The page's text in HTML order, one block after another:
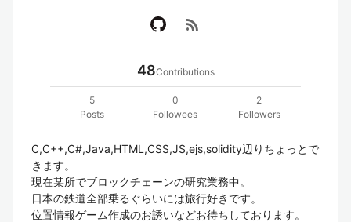
rss_feed
48Contributions
5
Posts
0
Followees
2
Followers
C,C++,C#,Java,HTML,CSS,JS,ejs,solidity辺りちょっとで
きます。
現在某所でブロックチェーンの研究業務中。
日本の鉄道全部乗るぐらいには旅行好きです。
位置情報ゲーム作成のお誘いなどお待ちしております。